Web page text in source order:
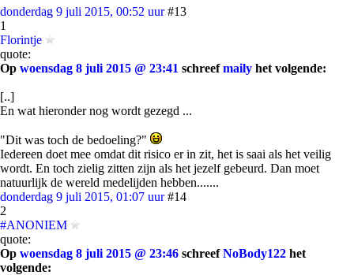
donderdag 9 juli 2015, 00:52 uur #13
1
Florintje
quote:
Op woensdag 8 juli 2015 @ 23:41 schreefmaily het volgende:
[..]
En wat hieronder nog wordt gezegd ...
"Dit was toch de bedoeling?"
Iedereen doet mee omdat dit risico er in zit, het is saai als het veilig
wordt. En toch zielig zitten zijn als het jezelf gebeurd. Dan moet
natuurlijk de wereld medelijden hebben.......
donderdag 9 juli 2015, 01:07 uur #14
2
#ANONIEM
quote:
Op woensdag 8 juli 2015 @ 23:46 schreefNoBody122 het
volgende: